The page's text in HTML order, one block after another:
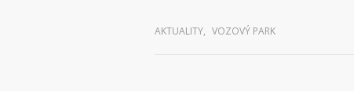
AKTUALITY, VOZOVÝ PARK